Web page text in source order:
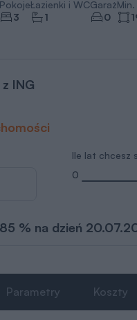
Pokoje
3
Łazienki i WC
1
Garaż
0
Min.
ING
Ile lat chcesz
0
% na dzień
Parametry Koszty